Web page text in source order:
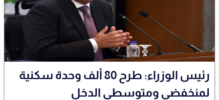
رئيس الوزراء: طرح 80 ألف وحدة سكنية
لمنخفضي ومتوسطي الدخل